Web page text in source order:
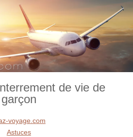
de vie de
garçon
voyage.com
Astuces